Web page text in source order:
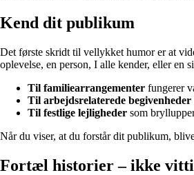
Kend dit publikum
Det første skridt til vellykket humor er at
oplevelse, en person, I alle kender, eller en
Til familiearrangementer fungerer
Til arbejdsrelaterede begivenheder
Til festlige lejligheder som
Når du viser, at du forstår dit publikum,
Fortæl historier – ikke